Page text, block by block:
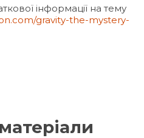
інформації на тему
gravity-the-mystery-